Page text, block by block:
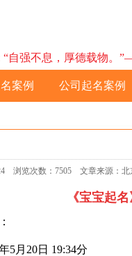
“自强不息，厚德载物。
案例 公司起名案例
浏览次数：7505 文章来源：北
《宝宝起
月20日 19:34分